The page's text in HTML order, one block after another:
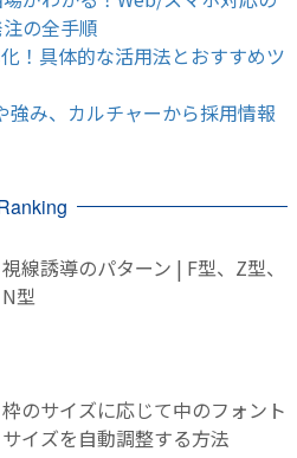
の全手順
！具体的な活用法とおすすめツ
み、カルチャーから採用情報
視線誘導のパターン | F型、Z型、
N型
枠のサイズに応じて中のフォント
サイズを自動調整する方法